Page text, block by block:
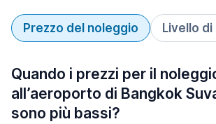
Prezzo del noleggio Livello
Quando i prezzi per il
all’aeroporto di Bangkok
sono più bassi?